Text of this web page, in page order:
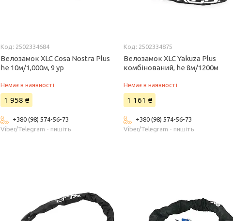
2502334684
Велозамок XLC Cosa Nostra Plus
he 10м/1,000м, 9 ур
Немає в наявності
1 958 ₴
+380 (98) 574-56-73
Viber/Telegram - пишіть
2502334875
Велозамок XLC Yakuza Plus
комбінований, he 8м/1200м
Немає в наявності
1 161 ₴
+380 (98) 574-56-73
Viber/Telegram - пишіть